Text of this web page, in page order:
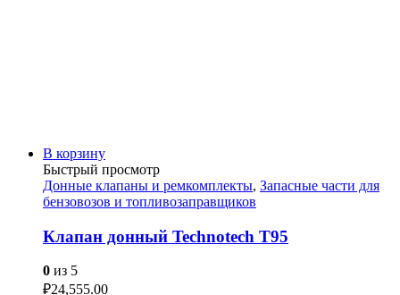
В корзину
Быстрый просмотр
Донные клапаны и ремкомплекты, Запасные части для
бензовозов и топливозаправщиков
Клапан донный Technotech T95
0 из 5
₽24,555.00